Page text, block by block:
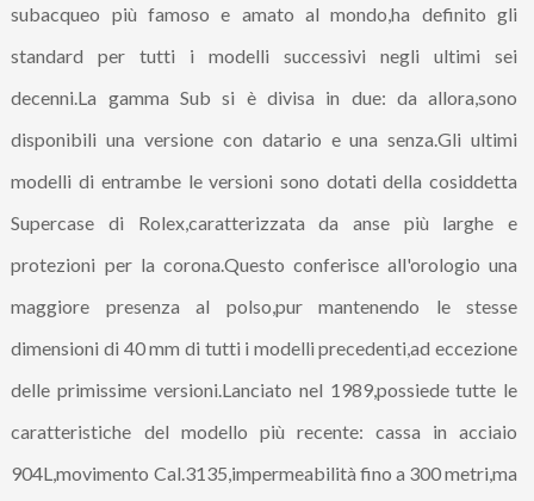
subacqueo più famoso e amato al mondo,ha definito gli
standard per tutti i modelli successivi negli ultimi sei
decenni.La gamma Sub si è divisa in due: da allora,sono
disponibili una versione con datario e una senza.Gli ultimi
modelli di entrambe le versioni sono dotati della cosiddetta
Supercase di Rolex,caratterizzata da anse più larghe e
protezioni per la corona.Questo conferisce all'orologio una
maggiore presenza al polso,pur mantenendo le stesse
dimensioni di 40 mm di tutti i modelli precedenti,ad eccezione
delle primissime versioni.Lanciato nel 1989,possiede tutte le
caratteristiche del modello più recente: cassa in acciaio
904L,movimento Cal.3135,impermeabilità fino a 300 metri,ma